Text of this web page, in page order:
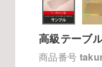
高級テーブ
商品番号